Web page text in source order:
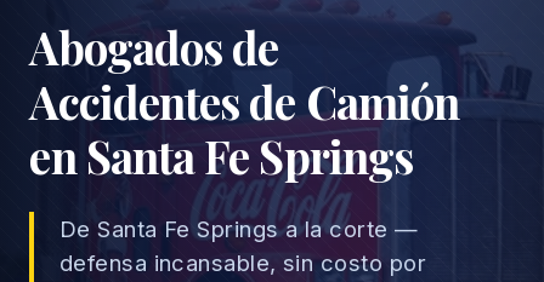
Cuéntanos tu caso en menos de 60 segundos. Sin
compromiso.
Abogados de
Accidentes de Camión
en Santa Fe Springs
De Santa Fe Springs a la corte —
defensa incansable, sin costo por